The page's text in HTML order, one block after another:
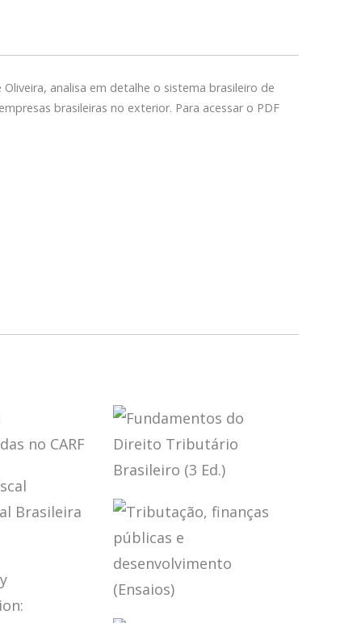
analisa em detalhe o sistema brasileiro de
brasileiras no exterior. Para acessar o PDF
FUNDAMENTOS
DO DIREITO
TRIBUTÁRIO
BRASILEIRO (3
ED.)
FISCAL
(2